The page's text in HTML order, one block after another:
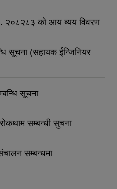
२०८२८३ को आय ब्यय विवरण
सूचना (सहायक ईन्जिनियर
सूचना
सम्बन्धी सुचना
सम्बन्धमा